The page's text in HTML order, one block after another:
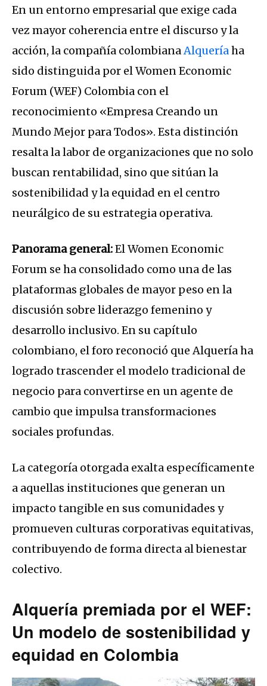
En un entorno empresarial que exige cada
vez mayor coherencia entre el discurso y la
acción, la compañía colombianaAlqueríaha
sido distinguida por elWomen Economic
Forum (WEF) Colombia con el
reconocimiento «Empresa Creando un
Mundo Mejor para Todos». Esta distinción
resalta la labor de organizaciones que no solo
buscan rentabilidad, sino que sitúan la
sostenibilidad y la equidad en el centro
neurálgico de su estrategia operativa.
Panorama general:El Women Economic
Forum se ha consolidado como una de las
plataformas globales de mayor peso en la
discusión sobre liderazgo femenino y
desarrollo inclusivo. En su capítulo
colombiano, el foro reconoció que Alquería ha
logrado trascender el modelo tradicional de
negocio para convertirse en un agente de
cambio que impulsa transformaciones
sociales profundas.
La categoría otorgada exalta específicamente
a aquellas instituciones que generan un
impacto tangible en sus comunidades y
promueven culturas corporativas equitativas,
contribuyendo de forma directa al bienestar
colectivo.
Alquería premiada por el WEF:
Un modelo de sostenibilidad y
equidad en Colombia